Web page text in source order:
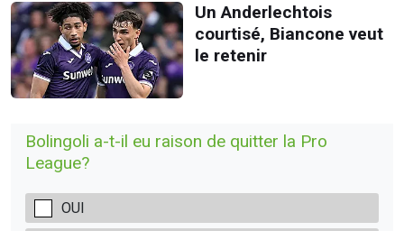
Un Anderlechtois
courtisé, Biancone veut
le retenir
Bolingoli a-t-il eu raison de quitter la Pro
League?
OUI